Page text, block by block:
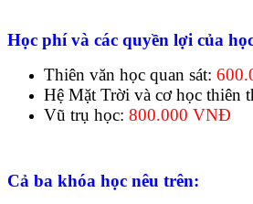
Học phí và các quyền lợi của
Thiên văn học quan sát:
Hệ Mặt Trời và cơ học thiên
Vũ trụ học: 800.000 VNĐ
Cả ba khóa học nêu trên: